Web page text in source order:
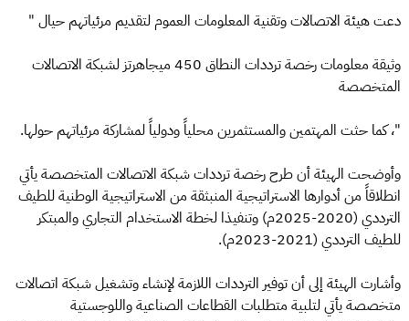
دعت هيئة الاتصالات وتقنية المعلومات العموم لتقديم مرئياتهم حيال "
وثيقة معلومات رخصة ترددات النطاق 450 ميجاهرتز لشبكة الاتصالات
المتخصصة
"، كما حثت المهتمين والمستثمرين محلياً ودولياً لمشاركة مرئياتهم حولها.
وأوضحت الهيئة أن طرح رخصة ترددات شبكة الاتصالات المتخصصة يأتي
انطلاقاً من أدوارها الاستراتيجية المنبثقة من الاستراتيجية الوطنية للطيف
الترددي (2020-2025م) وتنفيذا لخطة الاستخدام التجاري والمبتكر
للطيف الترددي (2021-2023م).
وأشارت الهيئة إلى أن توفير الترددات اللازمة لإنشاء وتشغيل شبكة اتصالات
متخصصة يأتي لتلبية متطلبات القطاعات الصناعية واللوجستية